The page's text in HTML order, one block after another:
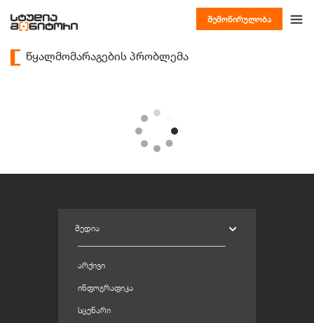
შემოწირულობა
წყალმომარაგების პრობლემა
ᲛᲔᲓᲘᲐ
ᲐᲠᲥᲘᲕᲘ
ᲘᲜᲤᲝᲒᲠᲐᲤᲘᲙᲐ
ᲡᲪᲔᲜᲐᲠᲘ